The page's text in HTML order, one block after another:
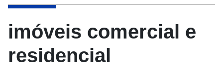
imóveis comercial e
residencial